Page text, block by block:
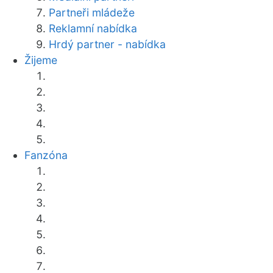
Partneři mládeže
Reklamní nabídka
Hrdý partner - nabídka
Žijeme
Fanzóna